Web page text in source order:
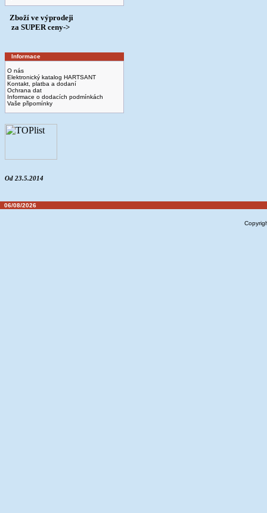
Zboží ve výprodeji
­ za SUPER ceny->
Informace
O nás
Elektronický katalog HARTSANT
Kontakt, platba a dodaní
Ochrana dat
Informace o dodacích podmínkách
Vaše připomínky
Od 23.5.2014
06/08/2026